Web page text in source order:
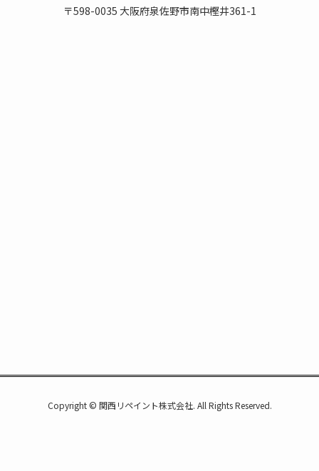
〒598-0035 大阪府泉佐野市南中樫井361-1
Copyright © 関西リペイント株式会社. All Rights Reserved.